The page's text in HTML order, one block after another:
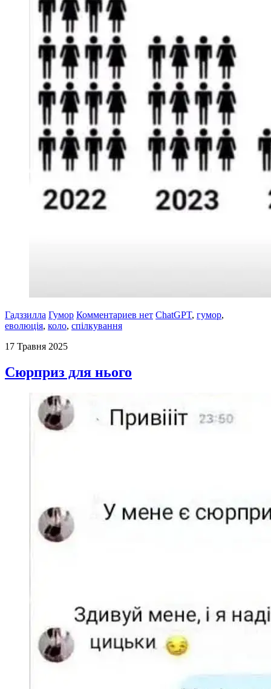
Гадззилла Гумор Комментариев нет ChatGPT, гумор,
еволюція, коло, спілкування
17 Травня 2025
Сюрприз для нього